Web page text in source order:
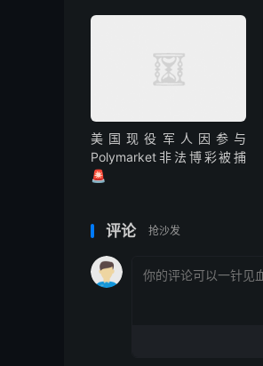
美国现役军人因参与
Polymarket非法博彩被捕
🚨
评论 抢沙发